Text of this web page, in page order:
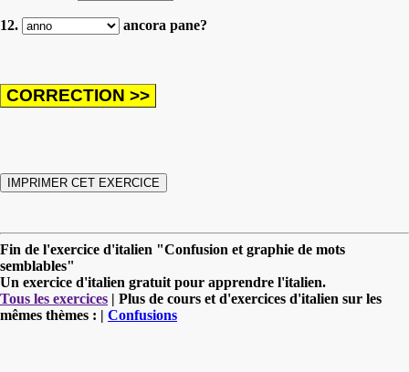
12. ancora pane?
Fin de l'exercice d'italien "Confusion et graphie de mots
semblables"
Un exercice d'italien gratuit pour apprendre l'italien.
Tous les exercices | Plus de cours et d'exercices d'italien sur les
mêmes thèmes : | Confusions